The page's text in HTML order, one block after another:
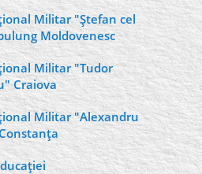
Militar "Ştefan cel
Moldovenesc
Militar "Tudor
Craiova
Militar "Alexandru